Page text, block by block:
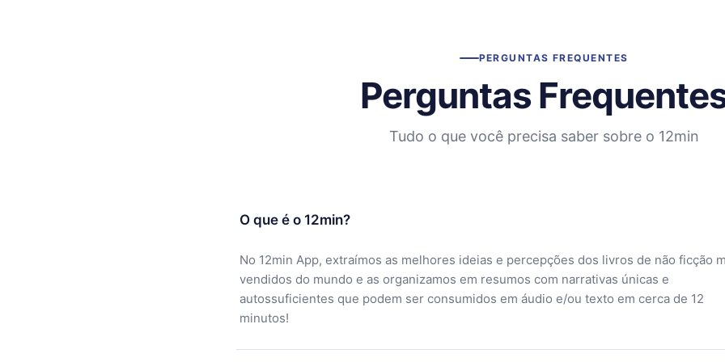
PERGUNTAS FREQUENTES
Perguntas
Tudo o que você precisa saber sobre o 12min
O que é o 12min?
No 12min App, extraímos as melhores ideias e percepções dos livros de não ficção
vendidos do mundo e as organizamos em resumos com narrativas únicas e
autossuficientes que podem ser consumidos em áudio e/ou texto em cerca de 12
minutos!